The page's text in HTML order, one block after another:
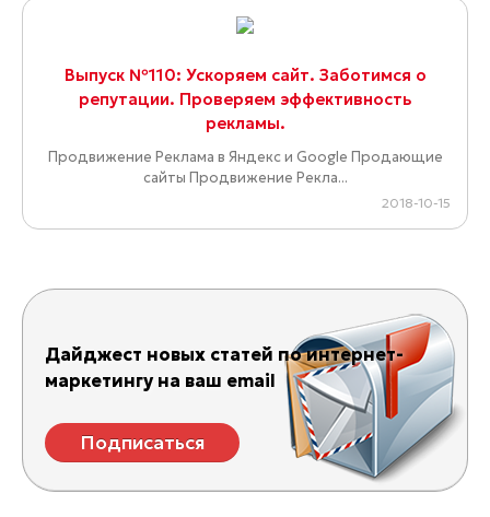
Выпуск №110: Ускоряем сайт. Заботимся о
репутации. Проверяем эффективность
рекламы.
Продвижение Реклама в Яндекс и Google Продающие
сайты Продвижение Рекла...
2018-10-15
Дайджест новых статей по интернет-
маркетингу на ваш email
Подписаться